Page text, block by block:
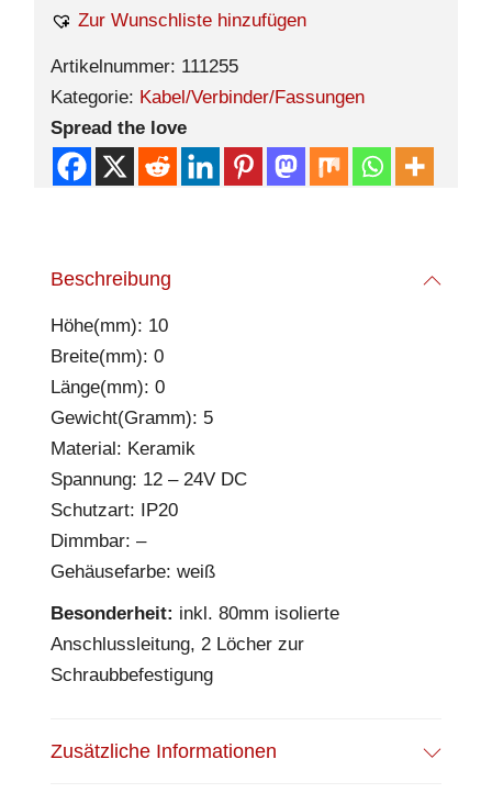
Zur Wunschliste hinzufügen
Artikelnummer: 111255
Kategorie: Kabel/Verbinder/Fassungen
Spread the love
Beschreibung
Höhe(mm): 10
Breite(mm): 0
Länge(mm): 0
Gewicht(Gramm): 5
Material: Keramik
Spannung: 12 – 24V DC
Schutzart: IP20
Dimmbar: –
Gehäusefarbe: weiß
Besonderheit: inkl. 80mm isolierte
Anschlussleitung, 2 Löcher zur
Schraubbefestigung
Zusätzliche Informationen